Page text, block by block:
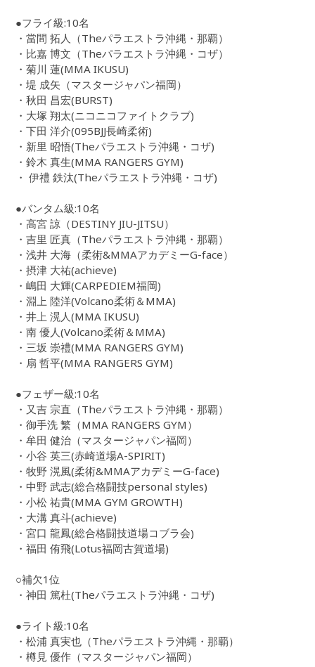
●フライ級:10名
・當間 拓人（Theパラエストラ沖縄・那覇）
・比嘉 博文（Theパラエストラ沖縄・コザ）
・菊川 蓮(MMA IKUSU)
・堤 成矢（マスタージャパン福岡）
・秋田 昌宏(BURST)
・大塚 翔太(ニコニコファイトクラブ)
・下田 洋介(095BJJ長崎柔術)
・新里 昭悟(Theパラエストラ沖縄・コザ)
・鈴木 真生(MMA RANGERS GYM)
・ 伊禮 鉄汰(Theパラエストラ沖縄・コザ)
●バンタム級:10名
・高宮 諒（DESTINY JIU-JITSU）
・吉里 匠真（Theパラエストラ沖縄・那覇）
・浅井 大海（柔術&MMAアカデミーG-face）
・摂津 大祐(achieve)
・嶋田 大輝(CARPEDIEM福岡)
・淵上 陸洋(Volcano柔術＆MMA)
・井上 滉人(MMA IKUSU)
・南 優人(Volcano柔術＆MMA)
・三坂 崇禮(MMA RANGERS GYM)
・扇 哲平(MMA RANGERS GYM)
●フェザー級:10名
・又吉 宗直（Theパラエストラ沖縄・那覇）
・御手洗 繁（MMA RANGERS GYM）
・牟田 健治（マスタージャパン福岡）
・小谷 英三(赤崎道場A-SPIRIT)
・牧野 滉風(柔術&MMAアカデミーG-face)
・中野 武志(総合格闘技personal styles)
・小松 祐貴(MMA GYM GROWTH)
・大溝 真斗(achieve)
・宮口 龍鳳(総合格闘技道場コブラ会)
・福田 侑飛(Lotus福岡古賀道場)
○補欠1位
・神田 篤杜(Theパラエストラ沖縄・コザ)
●ライト級:10名
・松浦 真実也（Theパラエストラ沖縄・那覇）
・樽見 優作（マスタージャパン福岡）